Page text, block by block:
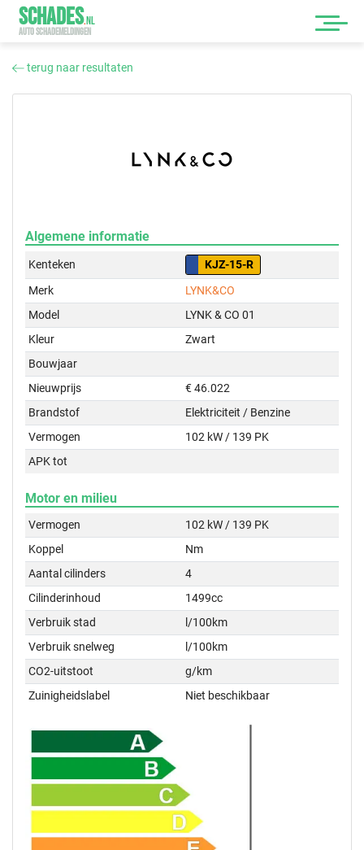
SCHADES.NL
AUTO SCHADEMELDINGEN
terug naar resultaten
Algemene informatie
Kenteken
KJZ-15-R
Merk
LYNK&CO
Model
LYNK & CO 01
Kleur
Zwart
Bouwjaar
Nieuwprijs
€ 46.022
Brandstof
Elektriciteit / Benzine
Vermogen
102 kW / 139 PK
APK tot
Motor en milieu
Vermogen
102 kW / 139 PK
Koppel
Nm
Aantal cilinders
4
Cilinderinhoud
1499cc
Verbruik stad
l/100km
Verbruik snelweg
l/100km
CO2-uitstoot
g/km
Zuinigheidslabel
Niet beschikbaar